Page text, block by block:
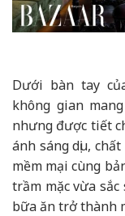
Dưới bàn tay
không gian
nhưng được tiết
ánh sáng dịu,
mềm mại cùng
trầm mặc vừa
bữa ăn trở thành